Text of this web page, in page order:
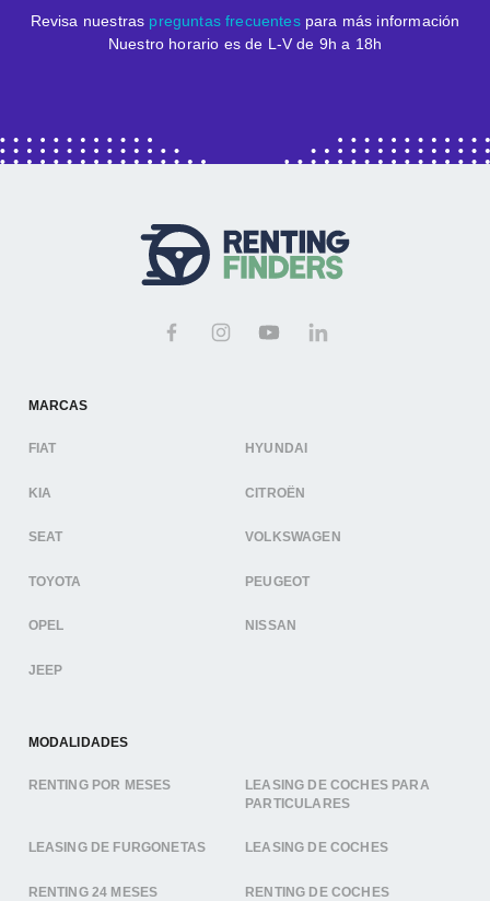
Revisa nuestras preguntas frecuentespara más información
Nuestro horario es de L-V de 9h a 18h
MARCAS
FIAT HYUNDAI
KIA CITROËN
SEAT VOLKSWAGEN
TOYOTA PEUGEOT
OPEL NISSAN
JEEP
MODALIDADES
RENTING POR MESES
LEASING DE COCHES PARA
PARTICULARES
LEASING DE FURGONETAS LEASING DE COCHES
RENTING 24 MESES
RENTING DE COCHES